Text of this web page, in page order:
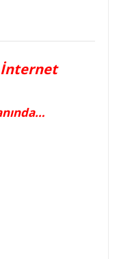
İnternet